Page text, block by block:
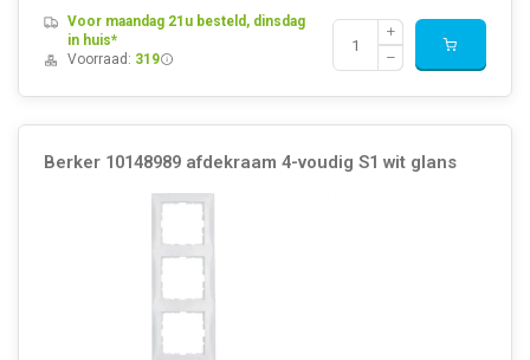
Voor maandag 21u besteld, dinsdag
in huis*
Voorraad: 319
Berker 10148989 afdekraam 4-voudig S1 wit glans